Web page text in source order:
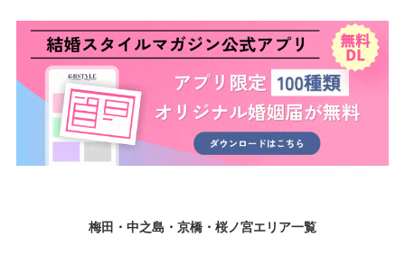
梅田・中之島・京橋・桜ノ宮エリア一覧